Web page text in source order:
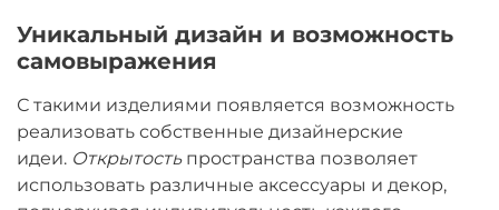
Уникальный дизайн и возможность
самовыражения
С такими изделиями появляется возможность
реализовать собственные дизайнерские
идеи. Открытостьпространства позволяет
использовать различные аксессуары и декор,